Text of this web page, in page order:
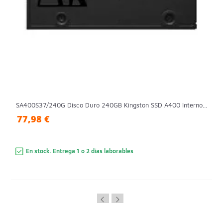
SA400S37/240G Disco Duro 240GB Kingston SSD A400 Interno...
77,98 €
En stock. Entrega 1 o 2 días laborables